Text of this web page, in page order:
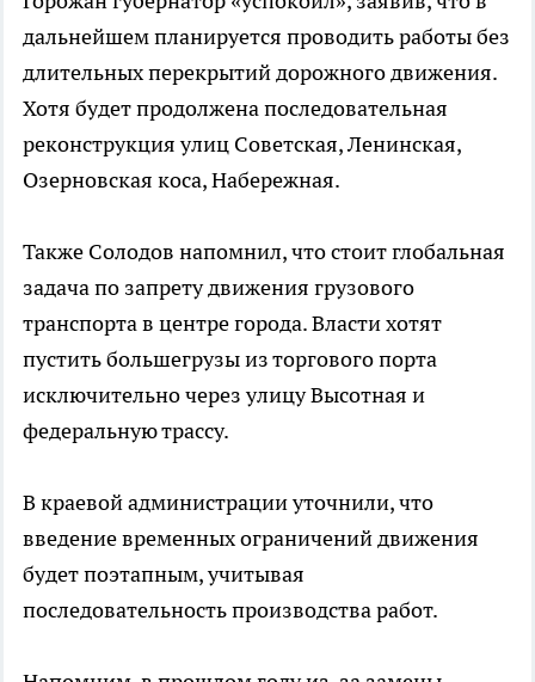
дальнейшем планируется проводить работы без
длительных перекрытий дорожного движения.
Хотя будет продолжена последовательная
реконструкция улиц Советская, Ленинская,
Озерновская коса, Набережная.
Также Солодов напомнил, что стоит глобальная
задача по запрету движения грузового
транспорта в центре города. Власти хотят
пустить большегрузы из торгового порта
исключительно через улицу Высотная и
федеральную трассу.
В краевой администрации уточнили, что
введение временных ограничений движения
будет поэтапным, учитывая
последовательность производства работ.